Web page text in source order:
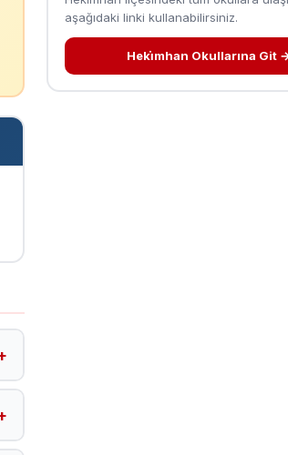
aşağıdaki linki kullanabilirsiniz.
Heki̇mhan Okullarına Git